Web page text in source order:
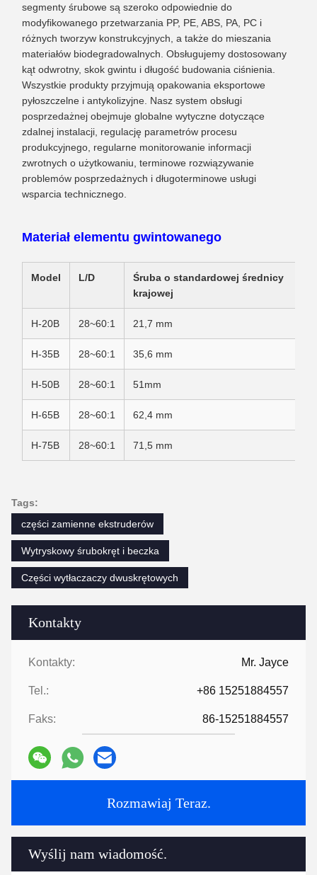
Kontakty
Kontakty: Mr. Jayce
Tel.: +86 15251884557
Faks: 86-15251884557
Rozmawiaj Teraz.
Wyślij nam wiadomość.
segmenty śrubowe są szeroko odpowiednie do
modyfikowanego przetwarzania PP, PE, ABS, PA, PC i
różnych tworzyw konstrukcyjnych, a także do mieszania
materiałów biodegradowalnych. Obsługujemy dostosowany
kąt odwrotny, skok gwintu i długość budowania ciśnienia.
Wszystkie produkty przyjmują opakowania eksportowe
pyłoszczelne i antykolizyjne. Nasz system obsługi
posprzedażnej obejmuje globalne wytyczne dotyczące
zdalnej instalacji, regulację parametrów procesu
produkcyjnego, regularne monitorowanie informacji
zwrotnych o użytkowaniu, terminowe rozwiązywanie
problemów posprzedażnych i długoterminowe usługi
wsparcia technicznego.
Materiał elementu gwintowanego
Model L/D
Śruba o standardowej średnicy
krajowej
H-20B 28~60:1 21,7 mm
H-35B 28~60:1 35,6 mm
H-50B 28~60:1 51mm
H-65B 28~60:1 62,4 mm
H-75B 28~60:1 71,5 mm
Tags:
części zamienne ekstruderów
Wytryskowy śrubokręt i beczka
Części wytłaczaczy dwuskrętowych